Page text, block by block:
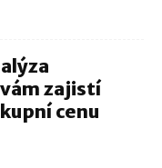
zajistí
cenu